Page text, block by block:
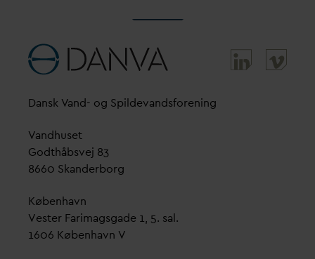
Dansk Vand- og Spildevandsforening
Vandhuset
Godthåbsvej 83
8660 Skanderborg
København
Vester Farimagsgade 1, 5. sal.
1606 København V